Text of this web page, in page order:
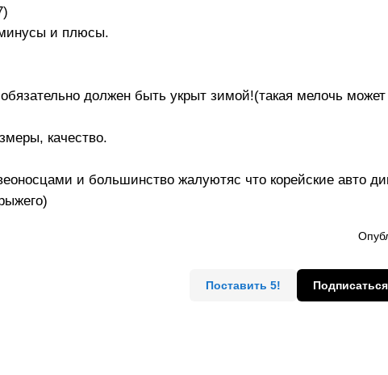
и плюсы.
должен быть укрыт зимой!(такая мелочь может
качество.
и большинство жалуютяс что корейские авто
Поставить 5!